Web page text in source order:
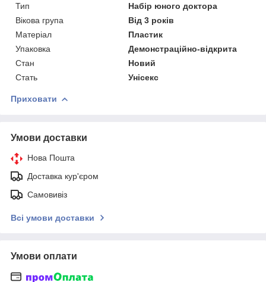
Тип
Набір юного доктора
Вікова група
Від 3 років
Матеріал
Пластик
Упаковка
Демонстраційно-відкрита
Стан
Новий
Стать
Унісекс
Приховати
Умови доставки
Нова Пошта
Доставка кур'єром
Самовивіз
Всі умови доставки
Умови оплати